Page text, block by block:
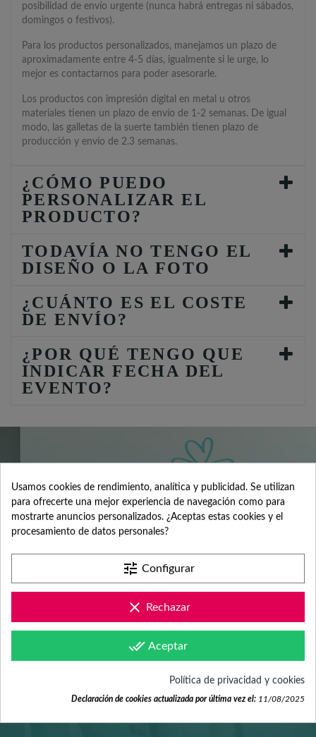
posibilidad de envío urgente (nunca habrá entregas ni sábados,
domingos o festivos).
Para los productos personalizados, manejamos un plazo de
aproximadamente entre 4-5 días, igualmente si le urge, lo
mejor es contactarnos para poder asesorarle.
Los productos con impresión digital en metal u otros
materiales tienen un plazo de envío de 1-2 semanas. De igual
modo, las galletas de la suerte también tienen plazo de
producción y envío de 2.3 semanas.
¿CÓMO PUEDO
PERSONALIZAR EL
PRODUCTO?
TODAVÍA NO TENGO EL
DISEÑO O LA FOTO
¿CUÁNTO ES EL COSTE
DE ENVÍO?
¿POR QUÉ TENGO QUE
INDICAR FECHA DEL
EVENTO?
SERVICIO DE
ATENCIÓN AL
CLIENTE
Contacta con nosotros +34 965 731 401
Mándanos tus dudas a
Usamos cookies de rendimiento, analítica y publicidad. Se utilizan
para ofrecerte una mejor experiencia de navegación como para
mostrarte anuncios personalizados. ¿Aceptas estas cookies y el
procesamiento de datos personales?
tune Configurar
clear Rechazar
done_all Aceptar
Política de privacidad y cookies
Declaración de cookies actualizada por última vez el: 11/08/2025